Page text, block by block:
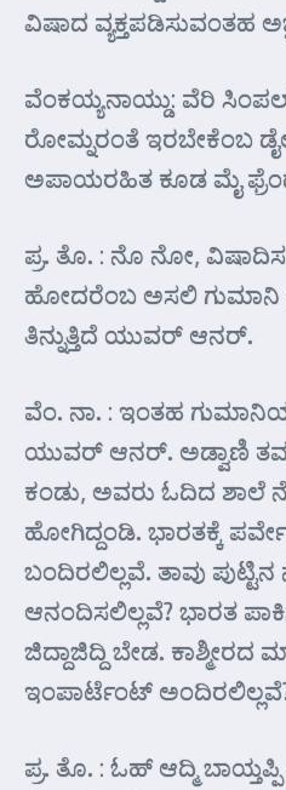
ವಿಷಾದ ವ್ಯಕ್ತಪಡಿಸುವಂತಹ
ವೆಂಕಯ್ಯನಾಯ್ಡು: ವೆರಿ
ರೋಮ್ನರಂತೆ ಇರಬೇಕೆಂಬ
ಅಪಾಯರಹಿತ ಕೂಡ ಮೈ
ಪ್ರ. ತೊ. : ನೊ ನೋ,
ಹೋದರೆಂಬ ಅಸಲಿ ಗುಮಾನಿ
ತಿನ್ನುತ್ತಿದೆ ಯುವರ್‍ ಆನರ್‍.
ವೆಂ. ನಾ. : ಇಂತಹ
ಯುವರ್‍ ಆನರ್‍. ಅಡ್ವಾಣಿ
ಕಂಡು, ಅವರು ಓದಿದ
ಹೋಗಿದ್ದಂಡಿ. ಭಾರತಕ್ಕೆ
ಬಂದಿರಲಿಲ್ಲವೆ. ತಾವು
ಆನಂದಿಸಲಿಲ್ಲವೆ? ಭಾರತ
ಜಿದ್ದಾಜಿದ್ದಿ ಬೇಡ.
ಇಂಪಾರ್ಟೆಂಟ್
ಪ್ರ. ತೊ. : ಓಹ್ ಆದ್ಮಿ